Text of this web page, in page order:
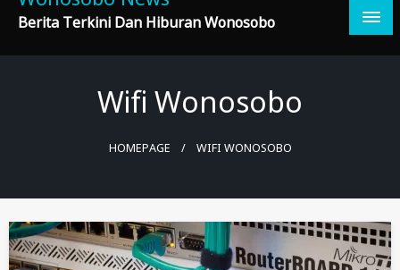
Berita Terkini Dan Hiburan Wonosobo
Wifi Wonosobo
HOMEPAGE WIFI WONOSOBO